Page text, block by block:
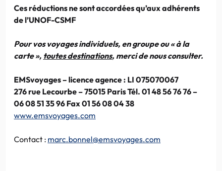
Ces réductions ne sont accordées qu’aux adhérents
del’UNOF-CSMF
Pour vos voyages individuels, en groupe ou « à la
carte », toutes destinations, merci de nous consulter.
EMSvoyages– licence agence : LI 075070067
276 rue Lecourbe– 75015 Paris Tél. 01 48 56 76 76 –
06 08 51 35 96 Fax 01 56 08 04 38
www.emsvoyages.com
Contact : marc.bonnel@emsvoyages.com